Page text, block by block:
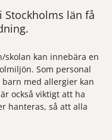
län få
kan innebära en
Som personal
med allergier kan
också viktigt att ha
hanteras, så att alla